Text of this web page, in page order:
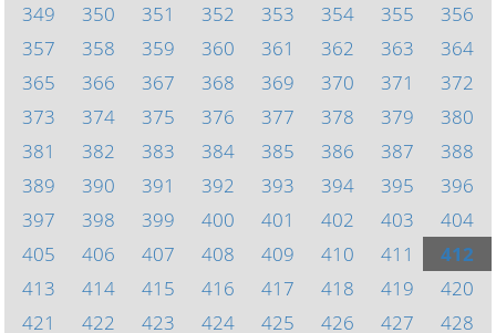
349
350 351 352 353 354 355
356
357
358 359 360 361 362 363
364
365
366 367 368 369 370 371
372
373
374 375 376 377 378 379
380
381
382 383 384 385 386 387
388
389
390 391 392 393 394 395
396
397
398 399 400 401 402 403
404
405
406 407 408 409 410 411
412
413
414 415 416 417 418 419
420
421
422 423 424 425 426 427 428